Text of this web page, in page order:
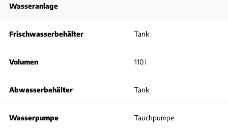
Wasseranlage
Frischwasserbehälter Tank
Volumen 110 l
Abwasserbehälter Tank
Wasserpumpe Tauchpumpe